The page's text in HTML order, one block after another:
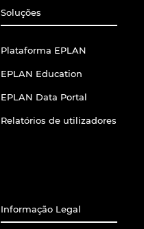
Soluções
Plataforma EPLAN
EPLAN Education
EPLAN Data Portal
Relatórios de utilizadores
Informação Legal